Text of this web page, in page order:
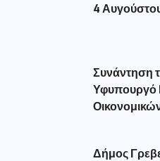
4
Συνάντηση
Υφυπουργό
Δήμος